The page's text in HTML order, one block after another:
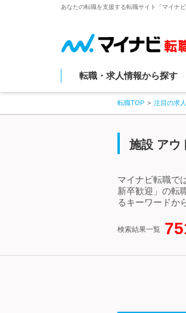
あなたの転職を支援する転職サイト「マイナ
転職・求人情報から探す
転職TOP 注目の求
施設 アウ
マイナビ転職で
新卒歓迎」の転
るキーワードか
検索結果一覧